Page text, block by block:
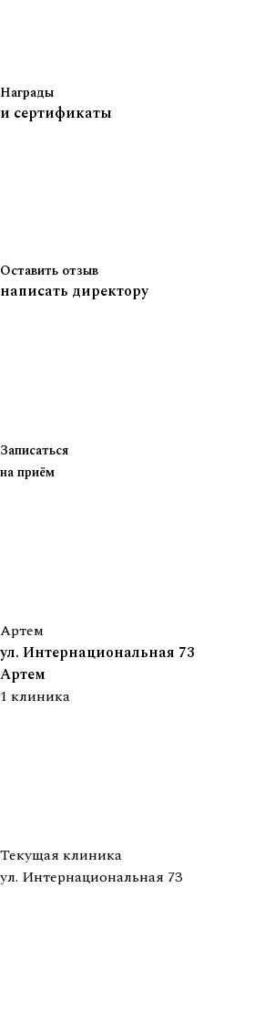
Награды
и сертификаты
Оставить отзыв
написать директору
Записаться
на приём
Артем
ул. Интернациональная 73
Артем
1 клиника
Текущая клиника
ул. Интернациональная 73